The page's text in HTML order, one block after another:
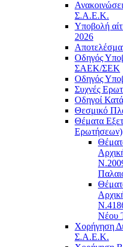
Σ.Α.Ε.Κ.
Υποβολή
2026
Οδηγός
ΣΑΕΚ/ΣΕΚ
Οδηγός
Συχνές
Οδηγοί
Θεσμικό
Θέματα
Ερωτήσεων)
Νέου
Χορήγηση
Σ.Α.Ε.Κ.